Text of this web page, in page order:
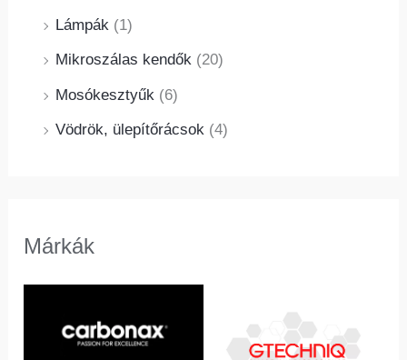
Lámpák (1)
Mikroszálas kendők (20)
Mosókesztyűk (6)
Vödrök, ülepítőrácsok (4)
Márkák